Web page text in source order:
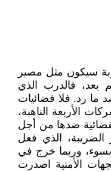
سيكون مثل مصير
يعد، فالدرب الذي
ما رد. فلا فضائيات
الأربعة الناهبة،
ضدها من أجل
الضريبة، الذي فعل
بسوء، وربما خرج في
الأمنية اصدرت